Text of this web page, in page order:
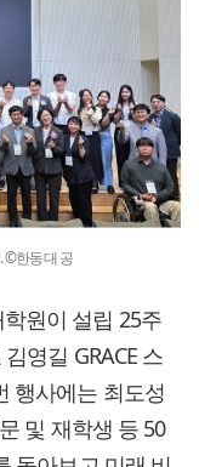
©한동대 공
원이 설립 25주
영길 GRACE 스
행사에는 최도성
및 재학생 등 50